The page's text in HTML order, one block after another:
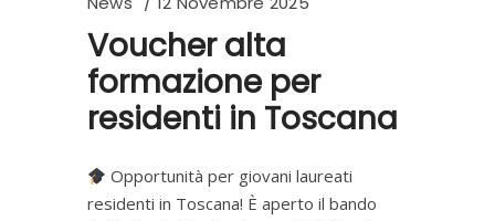
Voucher alta
formazione per
residenti in Toscana
Opportunità per giovani laureati
residenti in Toscana! È aperto il bando